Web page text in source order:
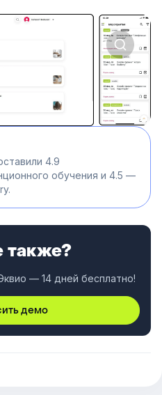
4.9
обучения и 4.5 —
также?
— 14 дней бесплатно!
демо